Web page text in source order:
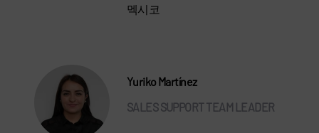
멕시코
Yuriko Martínez
SALES SUPPORT TEAM LEADER